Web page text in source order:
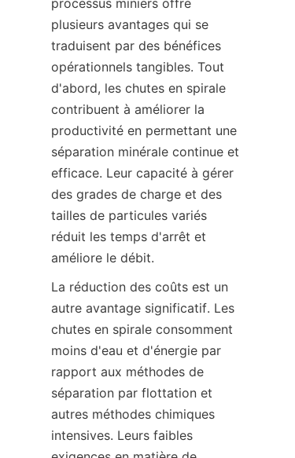
processus miniers offre
plusieurs avantages qui se
traduisent par des bénéfices
opérationnels tangibles. Tout
d'abord, les chutes en spirale
contribuent à améliorer la
productivité en permettant une
séparation minérale continue et
efficace. Leur capacité à gérer
des grades de charge et des
tailles de particules variés
réduit les temps d'arrêt et
améliore le débit.
La réduction des coûts est un
autre avantage significatif. Les
chutes en spirale consomment
moins d'eau et d'énergie par
rapport aux méthodes de
séparation par flottation et
autres méthodes chimiques
intensives. Leurs faibles